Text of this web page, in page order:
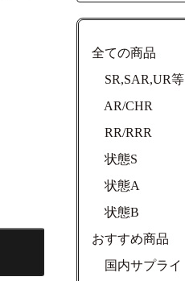
全ての商品
SR,SAR,UR等
AR/CHR
RR/RRR
状態S
状態A
状態B
おすすめ商品
国内サプライ